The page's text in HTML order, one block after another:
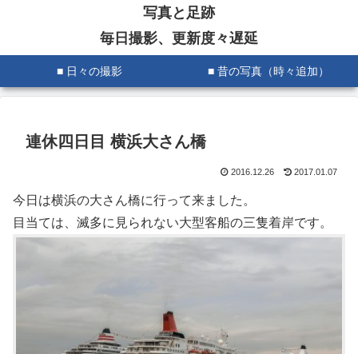
写真と足跡
毎日撮影、更新度々遅延
■ 日々の撮影 ■ 昔の写真（時々追加）
連休四日目 横浜大さん橋
2016.12.26 2017.01.07
今日は横浜の大さん橋に行って来ました。
目当ては、滅多に見られない大型客船の三隻着岸です。